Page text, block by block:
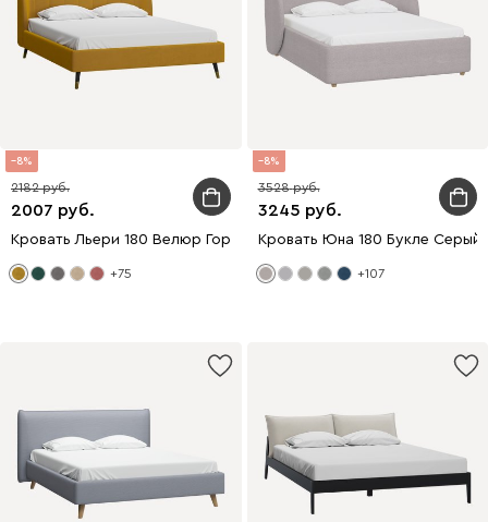
8
2007
2182
Кровать Льери 180 Велюр Горчичный
+75
8
3245
3528
Кровать Юна 180 Букле Серый
+107